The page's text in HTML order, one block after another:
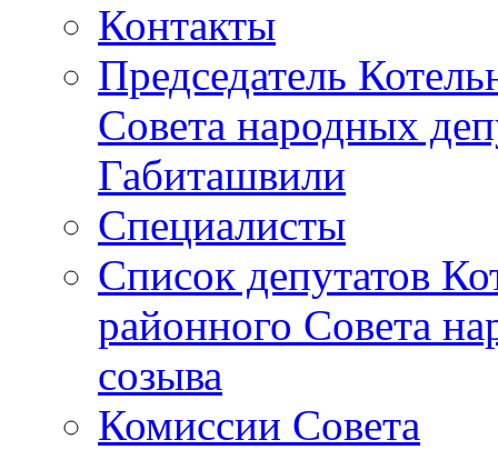
Контакты
Председатель
Совета народных
Габиташвили
Специалисты
Список депутатов
районного Совета
созыва
Комиссии Совета